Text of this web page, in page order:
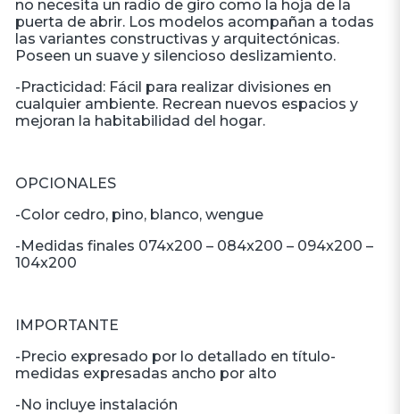
no necesita un radio de giro como la hoja de la
puerta de abrir. Los modelos acompañan a todas
las variantes constructivas y arquitectónicas.
Poseen un suave y silencioso deslizamiento.
-Practicidad: Fácil para realizar divisiones en
cualquier ambiente. Recrean nuevos espacios y
mejoran la habitabilidad del hogar.
OPCIONALES
-Color cedro, pino, blanco, wengue
-Medidas finales 074x200 – 084x200 – 094x200 –
104x200
IMPORTANTE
-Precio expresado por lo detallado en título-
medidas expresadas ancho por alto
-No incluye instalación